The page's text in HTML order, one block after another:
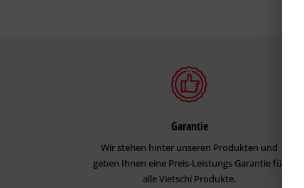
Garantie
Wir stehen hinter unseren Produkten und
geben Ihnen eine Preis-Leistungs Garantie für
alle Vietschi Produkte.